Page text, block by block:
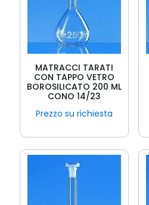
MATRACCI TARATI
CON TAPPO VETRO
BOROSILICATO 200 ML
CONO 14/23
Prezzo su richiesta